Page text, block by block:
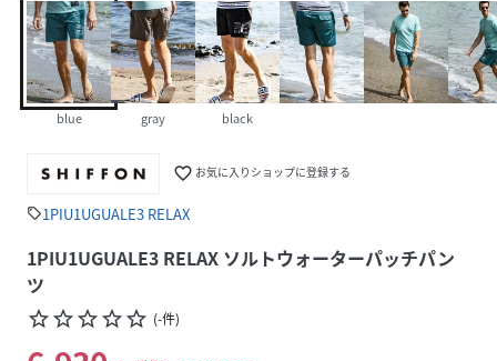
blue gray black
favorite_border お気に入りショップに登録する
sell1PIU1UGUALE3 RELAX
1PIU1UGUALE3 RELAX ソルトウォーターパッチパン
ツ
star_borderstar_borderstar_borderstar_borderstar_border (-件)